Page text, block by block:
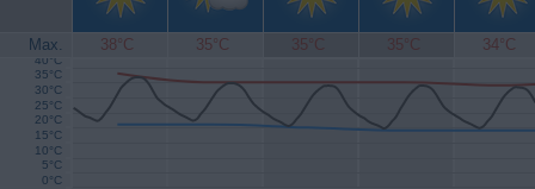
Max. 38°C 35°C 35°C 35°C 34°C
0°C
5°C
10°C
15°C
20°C
25°C
30°C
35°C
40°C